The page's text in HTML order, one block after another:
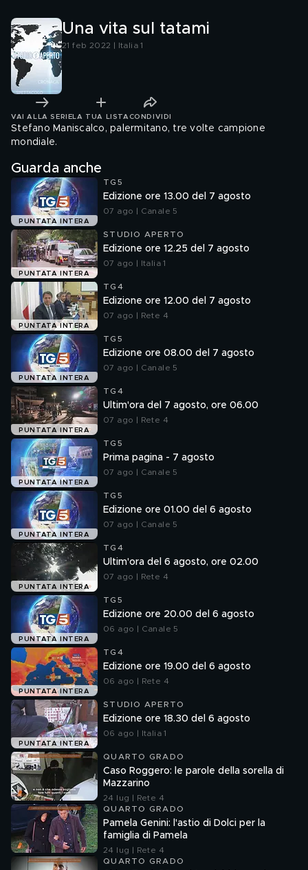
Una vita sul tatami
21 feb 2022 | Italia 1
VAI ALLA SERIE LA TUA LISTA CONDIVIDI
Stefano Maniscalco, palermitano, tre volte campione
mondiale.
Guarda anche
PUNTATA INTERA
TG5
Edizione ore 13.00 del 7 agosto
07 ago | Canale 5
PUNTATA INTERA
STUDIO APERTO
Edizione ore 12.25 del 7 agosto
07 ago | Italia 1
PUNTATA INTERA
TG4
Edizione ore 12.00 del 7 agosto
07 ago | Rete 4
PUNTATA INTERA
TG5
Edizione ore 08.00 del 7 agosto
07 ago | Canale 5
PUNTATA INTERA
TG4
Ultim'ora del 7 agosto, ore 06.00
07 ago | Rete 4
PUNTATA INTERA
TG5
Prima pagina - 7 agosto
07 ago | Canale 5
PUNTATA INTERA
TG5
Edizione ore 01.00 del 6 agosto
07 ago | Canale 5
PUNTATA INTERA
TG4
Ultim'ora del 6 agosto, ore 02.00
07 ago | Rete 4
PUNTATA INTERA
TG5
Edizione ore 20.00 del 6 agosto
06 ago | Canale 5
PUNTATA INTERA
TG4
Edizione ore 19.00 del 6 agosto
06 ago | Rete 4
PUNTATA INTERA
STUDIO APERTO
Edizione ore 18.30 del 6 agosto
06 ago | Italia 1
QUARTO GRADO
Caso Roggero: le parole della sorella di
Mazzarino
24 lug | Rete 4
QUARTO GRADO
Pamela Genini: l'astio di Dolci per la
famiglia di Pamela
24 lug | Rete 4
QUARTO GRADO